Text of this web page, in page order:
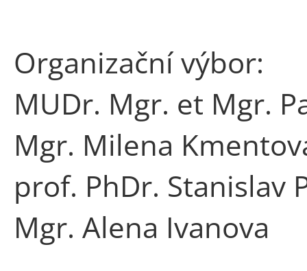
Organizační výbor:
MUDr. Mgr. et Mgr.
Mgr. Milena
prof. PhDr. Stanislav
Mgr. Alena Ivanova